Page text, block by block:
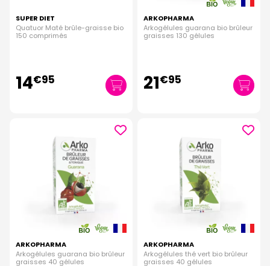
SUPER DIET
Quatuor Maté brûle-graisse bio
150 comprimés
14€95
ARKOPHARMA
Arkogélules guarana bio brûleur
graisses 130 gélules
21€95
ARKOPHARMA
Arkogélules guarana bio brûleur
graisses 40 gélules
ARKOPHARMA
Arkogélules thé vert bio brûleur
graisses 40 gélules